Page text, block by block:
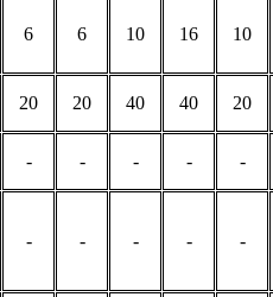
6 6 10 16 10
20 20 40 40 20
- - - - -
- - - - -